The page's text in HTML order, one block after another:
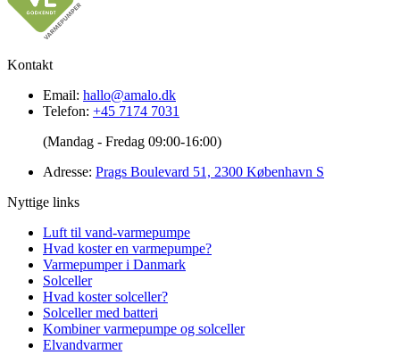
Kontakt
Email: hallo@amalo.dk
Telefon: +45 7174 7031
(Mandag - Fredag 09:00-16:00)
Adresse: Prags Boulevard 51, 2300 København S
Nyttige links
Luft til vand-varmepumpe
Hvad koster en varmepumpe?
Varmepumper i Danmark
Solceller
Hvad koster solceller?
Solceller med batteri
Kombiner varmepumpe og solceller
Elvandvarmer